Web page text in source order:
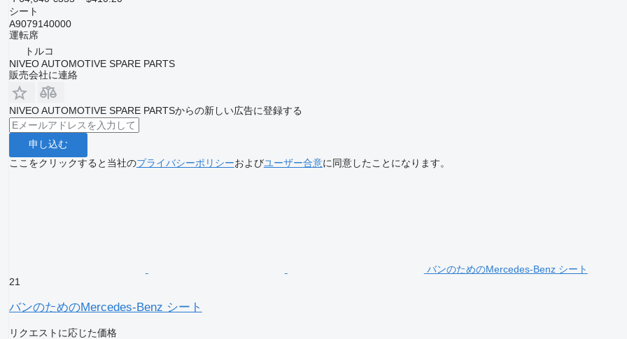
シート
A9079140000
運転席
トルコ
NIVEO AUTOMOTIVE SPARE PARTS
販売会社に連絡
NIVEO AUTOMOTIVE SPARE PARTSからの新しい広告に登録する
申し込む
ここをクリックすると当社のプライバシーポリシーおよびユーザー合意に同意したことになります。
バンのためのMercedes-Benz シート
21
バンのためのMercedes-Benz シート
リクエストに応じた価格